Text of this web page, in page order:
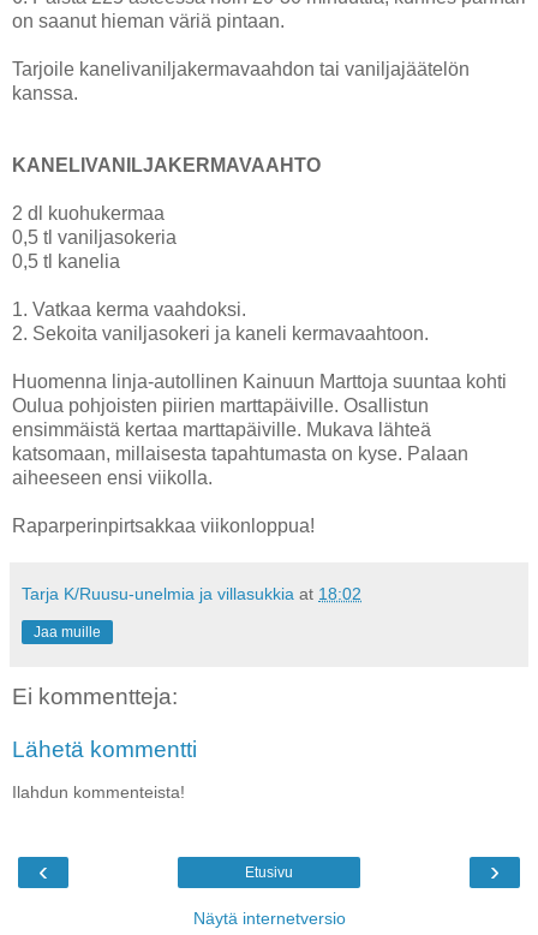
on saanut hieman väriä pintaan.
Tarjoile kanelivaniljakermavaahdon tai vaniljajäätelön
kanssa.
KANELIVANILJAKERMAVAAHTO
2 dl kuohukermaa
0,5 tl vaniljasokeria
0,5 tl kanelia
1. Vatkaa kerma vaahdoksi.
2. Sekoita vaniljasokeri ja kaneli kermavaahtoon.
Huomenna linja-autollinen Kainuun Marttoja suuntaa kohti
Oulua pohjoisten piirien marttapäiville. Osallistun
ensimmäistä kertaa marttapäiville. Mukava lähteä
katsomaan, millaisesta tapahtumasta on kyse. Palaan
aiheeseen ensi viikolla.
Raparperinpirtsakkaa viikonloppua!
Tarja K/Ruusu-unelmia ja villasukkia at 18:02
Jaa muille
Ei kommentteja:
Lähetä kommentti
Ilahdun kommenteista!
‹ ›
Etusivu
Näytä internetversio